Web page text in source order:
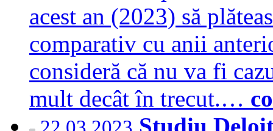
acest an (2023) să
comparativ cu anii
consideră că nu va fi
mult decât în trecut.…